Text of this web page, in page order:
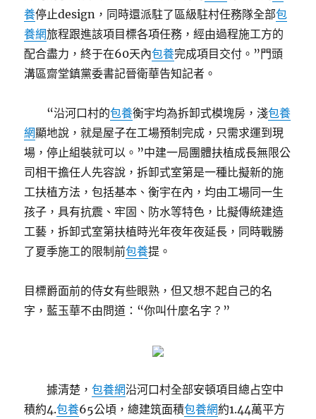
養停止design，同時還派駐了區級駐村任務隊全部包
養網旅程跟進該項目標各項任務，經由過程施工方的
配合盡力，終于在60天內包養完成項目交付。”門頭
溝區齋堂鎮黨委書記晉衛華告知記者。
“沿河口村的包養衡宇均為拆卸式模塊房，淺包養
網顯地說，就是屋子在工場預制完成，只需求運到現
場，停止組裝就可以。”中建一局團體扶植成長無限公
司相干擔任人先容說，拆卸式室第是一種比擬新的施
工扶植方法，包括基本、衡宇在內，均由工場同一生
孩子，具有抗震、牢固、防水等特色，比擬傳統建造
工藝，拆卸式室第扶植時光年夜年夜延長，同時戰勝
了夏季施工的限制前包養提。
目標爵面前的侍女有些眼熟，但又想不起自己的名
字，藍玉華不由問道：“你叫什麼名字？”
據清楚，包養網沿河口村全部安頓項目總占空中
積約4.包養65公頃，總建筑面積包養網約1.44萬平方